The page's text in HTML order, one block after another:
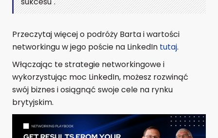
Przeczytaj więcej o podróży Barta i wartości
networkingu w jego poście na LinkedIn tutaj.
Włączając te strategie networkingowe i
wykorzystując moc LinkedIn, możesz rozwinąć
swój biznes i osiągnąć swoje cele na rynku
brytyjskim.